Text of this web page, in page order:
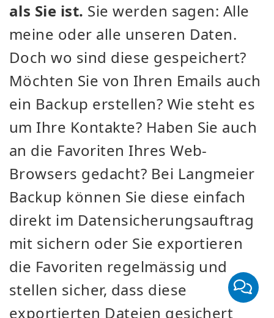
als Sie ist. Sie werden sagen: Alle
meine oder alle unseren Daten.
Doch wo sind diese gespeichert?
Möchten Sie von Ihren Emails auch
ein Backup erstellen? Wie steht es
um Ihre Kontakte? Haben Sie auch
an die Favoriten Ihres Web-
Browsers gedacht? Bei Langmeier
Backup können Sie diese einfach
direkt im Datensicherungsauftrag
mit sichern oder Sie exportieren
die Favoriten regelmässig und
stellen sicher, dass diese
exportierten Dateien gesichert